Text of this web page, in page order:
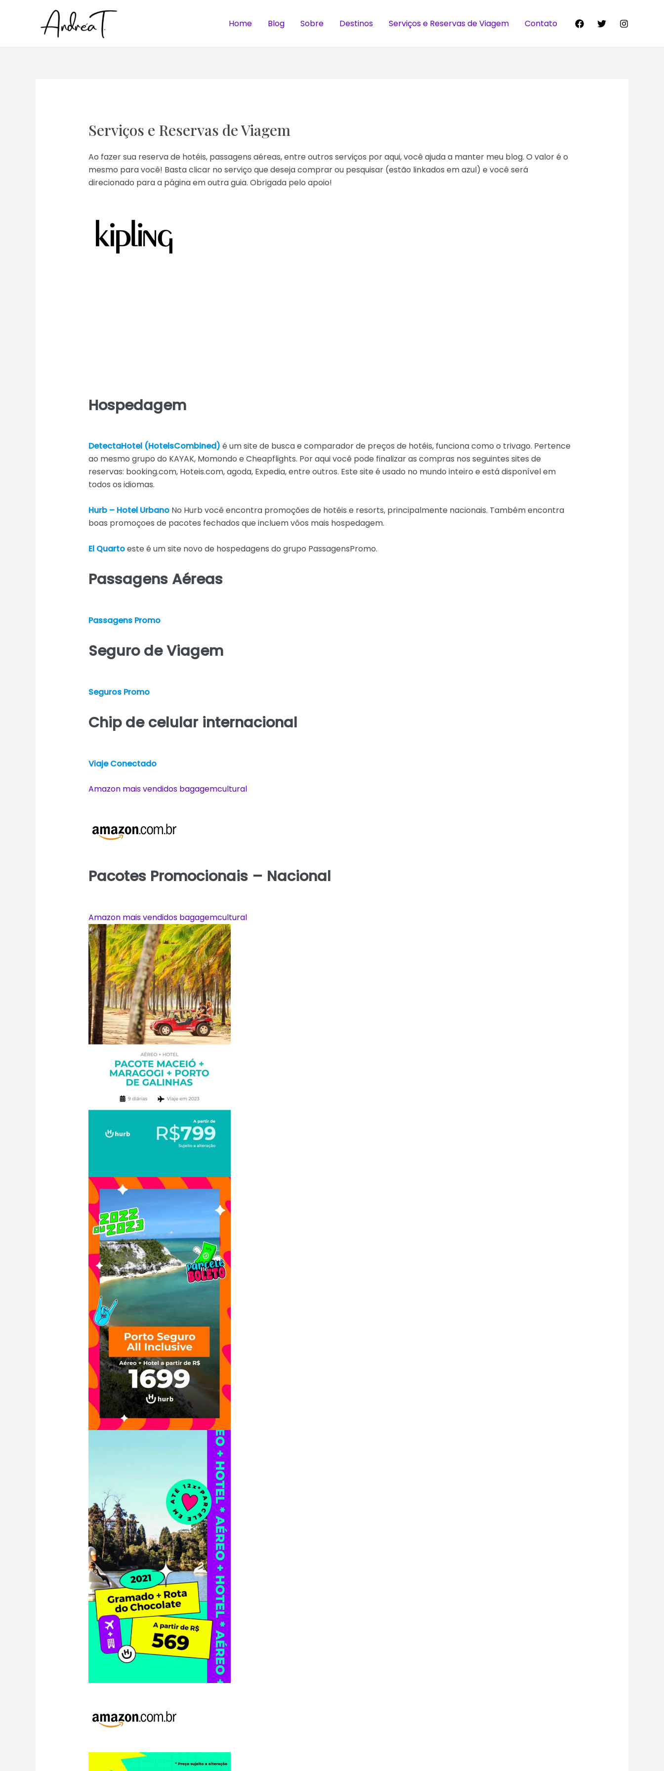
Home Blog Sobre Destinos Serviços e Reservas de Viagem Contato
Serviços e Reservas de Viagem
Ao fazer sua reserva de hotéis, passagens aéreas, entre outros serviços por aqui, você ajuda a manter meu blog. O valor é o
mesmo para você! Basta clicar no serviço que deseja comprar ou pesquisar (estão linkados em azul) e você será
direcionado para a página em outra guia. Obrigada pelo apoio!
Hospedagem
DetectaHotel (HotelsCombined) é um site de busca e comparador de preços de hotéis, funciona como o trivago. Pertence
ao mesmo grupo do KAYAK, Momondo e Cheapflights. Por aqui você pode finalizar as compras nos seguintes sites de
reservas: booking.com, Hoteis.com, agoda, Expedia, entre outros. Este site é usado no mundo inteiro e está disponível em
todos os idiomas.
Hurb – Hotel UrbanoNo Hurb você encontra promoções de hotéis e resorts, principalmente nacionais. Também encontra
boas promoçoes de pacotes fechados que incluem vôos mais hospedagem.
El Quartoeste é um site novo de hospedagens do grupo PassagensPromo.
Passagens Aéreas
Passagens Promo
Seguro de Viagem
Seguros Promo
Chip de celular internacional
Viaje Conectado
Amazon mais vendidos bagagemcultural
Pacotes Promocionais – Nacional
Amazon mais vendidos bagagemcultural